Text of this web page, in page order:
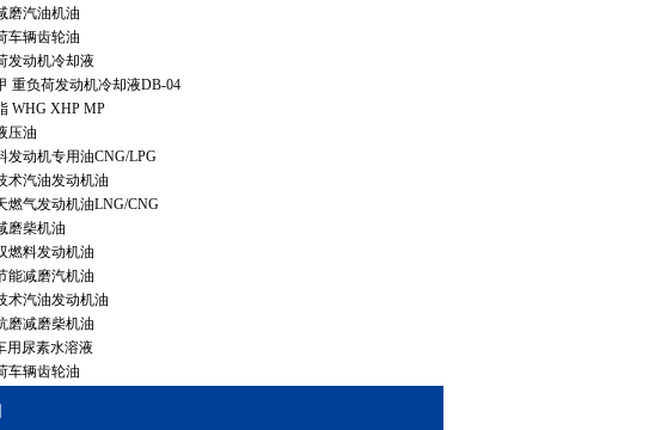
磨汽油机油
车辆齿轮油
发动机冷却液
重负荷发动机冷却液DB-04
WHG XHP MP
压油
发动机专用油CNG/LPG
术汽油发动机油
燃气发动机油LNG/CNG
磨柴机油
燃料发动机油
能减磨汽机油
术汽油发动机油
磨减磨柴机油
用尿素水溶液
车辆齿轮油